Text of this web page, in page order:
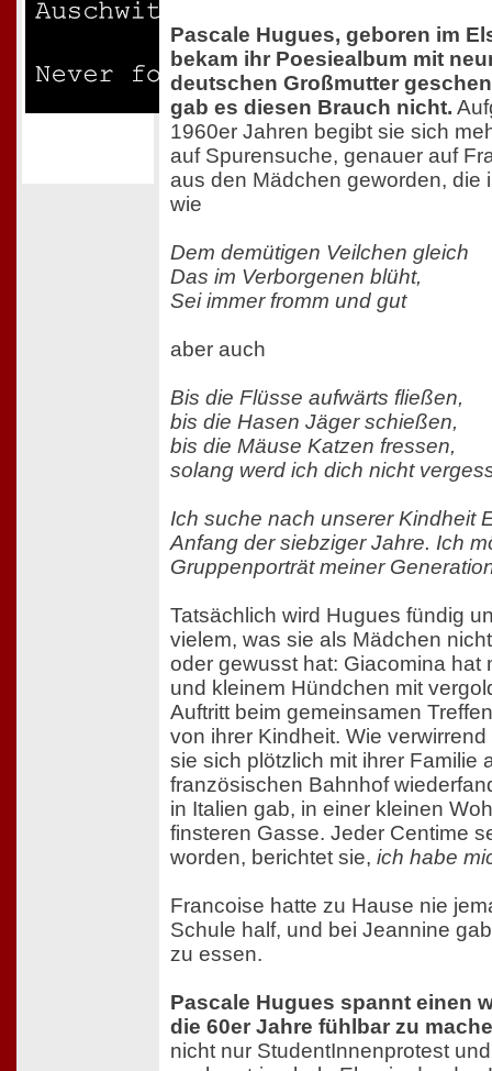
Pascale Hugues, geboren im
bekam ihr Poesiealbum mit
deutschen Großmutter
gab es diesen Brauch nicht.
1960er Jahren begibt sie sich
auf Spurensuche, genauer auf
aus den Mädchen geworden, die
wie
Dem demütigen Veilchen gleich
Das im Verborgenen blüht,
Sei immer fromm und gut
aber auch
Bis die Flüsse aufwärts fließen,
bis die Hasen Jäger schießen,
bis die Mäuse Katzen fressen,
solang werd ich dich nicht
Ich suche nach unserer Kindheit
Anfang der siebziger Jahre. Ich
Gruppenporträt meiner
Tatsächlich wird Hugues fündig
vielem, was sie als Mädchen
oder gewusst hat: Giacomina hat
und kleinem Hündchen mit
Auftritt beim gemeinsamen
von ihrer Kindheit. Wie
sie sich plötzlich mit ihrer Familie
französischen Bahnhof
in Italien gab, in einer kleinen
finsteren Gasse. Jeder Centime
worden, berichtet sie, ich habe
Francoise hatte zu Hause nie
Schule half, und bei Jeannine
zu essen.
Pascale Hugues spannt einen
die 60er Jahre fühlbar zu
nicht nur StudentInnenprotest